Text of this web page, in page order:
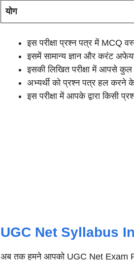
योग
इस परीक्षा प्रश्न पत्र में MCQ
इसमें सामान्य ज्ञान और करंट
इसकी लिखित परीक्षा में आपसे
अभ्यर्थी को प्रश्न पत्र हल करने
इस परीक्षा में आपके द्वारा किसी
UGC Net Syllabus
अब तक हमने आपको UGC Net Exam